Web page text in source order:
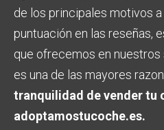
de los principales motivos
puntuación en las reseñas,
que ofrecemos en
es una de las mayores
tranquilidad de vender tu
adoptamostucoche.es.